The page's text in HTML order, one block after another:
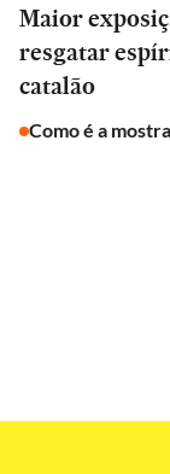
Maior
resgatar
catalão
Como é a